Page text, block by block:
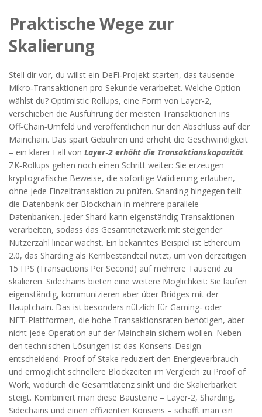
Praktische Wege zur
Skalierung
Stell dir vor, du willst ein DeFi‑Projekt starten, das tausende
Mikro‑Transaktionen pro Sekunde verarbeitet. Welche Option
wählst du? Optimistic Rollups, eine Form von Layer‑2,
verschieben die Ausführung der meisten Transaktionen ins
Off‑Chain‑Umfeld und veröffentlichen nur den Abschluss auf der
Mainchain. Das spart Gebühren und erhöht die Geschwindigkeit
– ein klarer Fall von Layer‑2 erhöht die Transaktionskapazität.
ZK‑Rollups gehen noch einen Schritt weiter: Sie erzeugen
kryptografische Beweise, die sofortige Validierung erlauben,
ohne jede Einzeltransaktion zu prüfen. Sharding hingegen teilt
die Datenbank der Blockchain in mehrere parallele
Datenbanken. Jeder Shard kann eigenständig Transaktionen
verarbeiten, sodass das Gesamtnetzwerk mit steigender
Nutzerzahl linear wächst. Ein bekanntes Beispiel ist Ethereum
2.0, das Sharding als Kernbestandteil nutzt, um von derzeitigen
15 TPS (Transactions Per Second) auf mehrere Tausend zu
skalieren. Sidechains bieten eine weitere Möglichkeit: Sie laufen
eigenständig, kommunizieren aber über Bridges mit der
Hauptchain. Das ist besonders nützlich für Gaming‑ oder
NFT‑Plattformen, die hohe Transaktionsraten benötigen, aber
nicht jede Operation auf der Mainchain sichern wollen. Neben
den technischen Lösungen ist das Konsens‑Design
entscheidend: Proof of Stake reduziert den Energieverbrauch
und ermöglicht schnellere Blockzeiten im Vergleich zu Proof of
Work, wodurch die Gesamtlatenz sinkt und die Skalierbarkeit
steigt. Kombiniert man diese Bausteine – Layer‑2, Sharding,
Sidechains und einen effizienten Konsens – schafft man ein